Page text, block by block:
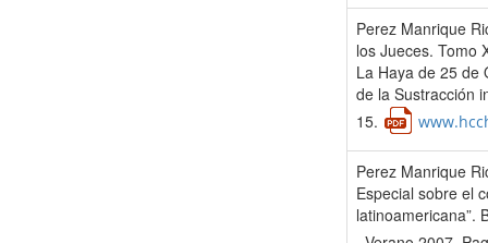
Perez Manrique
los Jueces. Tomo
La Haya de 25 de
de la Sustracción
15.
Perez Manrique
Especial sobre el
latinoamericana”.